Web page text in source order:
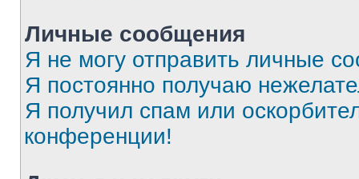
Личные сообщения
Я не могу отправить личные
Я постоянно получаю
Я получил спам или
конференции!